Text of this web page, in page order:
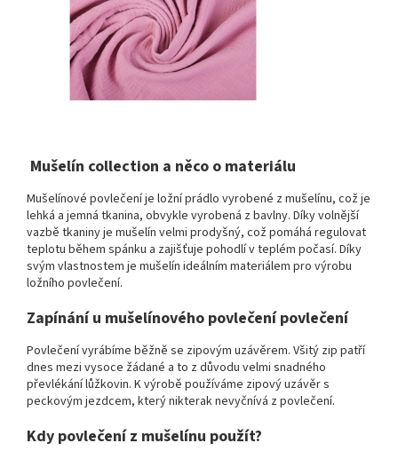
Mušelín collection a něco o materiálu
Mušelínové povlečení je ložní prádlo vyrobené z mušelínu, což je
lehká a jemná tkanina, obvykle vyrobená z bavlny. Díky volnější
vazbě tkaniny je mušelín velmi prodyšný, což pomáhá regulovat
teplotu během spánku a zajišťuje pohodlí v teplém počasí. Díky
svým vlastnostem je mušelín ideálním materiálem pro výrobu
ložního povlečení.
Zapínání u mušelínového povlečení povlečení
Povlečení vyrábíme běžně se zipovým uzávěrem. Všitý zip patří
dnes mezi vysoce žádané a to z důvodu velmi snadného
převlékání lůžkovin. K výrobě používáme zipový uzávěr s
peckovým jezdcem, který nikterak nevyčnívá z povlečení.
Kdy povlečení z mušelínu použít?